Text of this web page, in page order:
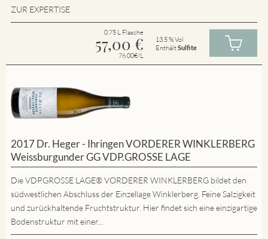
ZUR EXPERTISE
0.75 L Flasche
57,00 €
76.00€/L
13.5 % Vol
EnthältSulfite
2017 Dr. Heger - Ihringen VORDERER WINKLERBERG
Weissburgunder GG VDP.GROSSE LAGE
Die VDP.GROSSE LAGE® VORDERER WINKLERBERG bildet den
südwestlichen Abschluss der Einzellage Winklerberg. Feine Salzigkeit
und zurückhaltende Fruchtstruktur. Hier findet sich eine einzigartige
Bodenstruktur mit einer...